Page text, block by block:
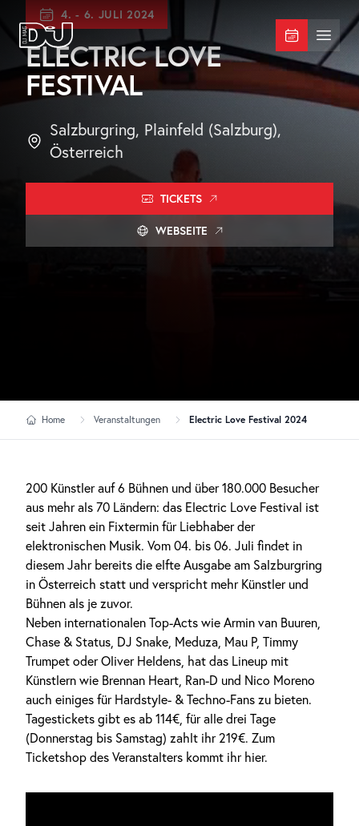
Zum Hauptinhalt springen
DJ Mag Germany Menü
4. - 6. JULI 2024
ELECTRIC LOVE
FESTIVAL
Salzburgring, Plainfeld (Salzburg),
Österreich
TICKETS
WEBSEITE
Home Veranstaltungen Electric Love Festival 2024
200 Künstler auf 6 Bühnen und über 180.000 Besucher
aus mehr als 70 Ländern: das Electric Love Festival ist
seit Jahren ein Fixtermin für Liebhaber der
elektronischen Musik. Vom 04. bis 06. Juli findet in
diesem Jahr bereits die elfte Ausgabe am Salzburgring
in Österreich statt und verspricht mehr Künstler und
Bühnen als je zuvor.
Neben internationalen Top-Acts wie Armin van Buuren,
Chase & Status, DJ Snake, Meduza, Mau P, Timmy
Trumpet oder Oliver Heldens, hat das Lineup mit
Künstlern wie Brennan Heart, Ran-D und Nico Moreno
auch einiges für Hardstyle- & Techno-Fans zu bieten.
Tagestickets gibt es ab 114€, für alle drei Tage
(Donnerstag bis Samstag) zahlt ihr 219€. Zum
Ticketshop des Veranstalters kommt ihr hier.